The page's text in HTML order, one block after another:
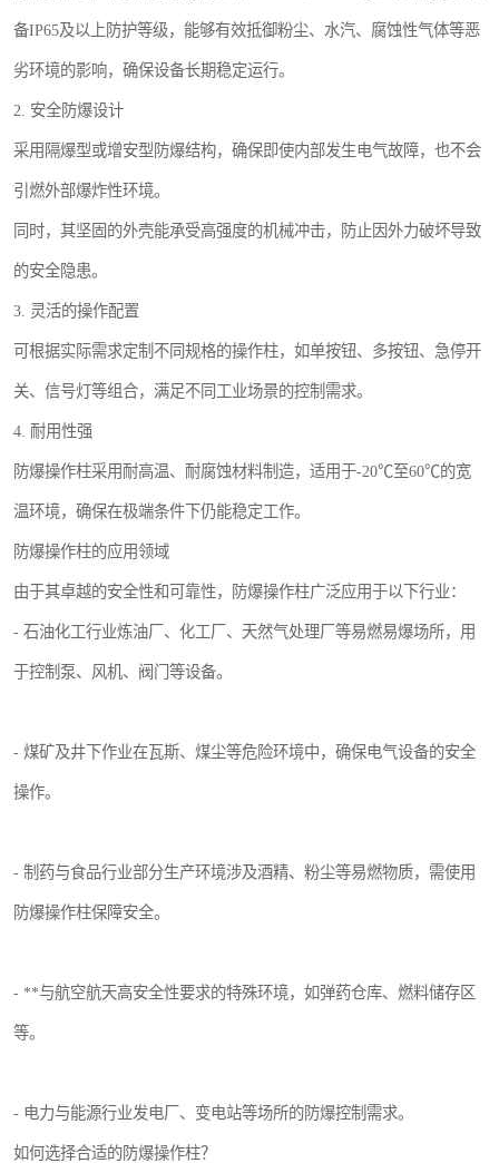
备IP65及以上防护等级，能够有效抵御粉尘、水汽、腐蚀性气体等恶
劣环境的影响，确保设备长期稳定运行。
2. 安全防爆设计
采用隔爆型或增安型防爆结构，确保即使内部发生电气故障，也不会
引燃外部爆炸性环境。
同时，其坚固的外壳能承受高强度的机械冲击，防止因外力破坏导致
的安全隐患。
3. 灵活的操作配置
可根据实际需求定制不同规格的操作柱，如单按钮、多按钮、急停开
关、信号灯等组合，满足不同工业场景的控制需求。
4. 耐用性强
防爆操作柱采用耐高温、耐腐蚀材料制造，适用于-20℃至60℃的宽
温环境，确保在极端条件下仍能稳定工作。
防爆操作柱的应用领域
由于其卓越的安全性和可靠性，防爆操作柱广泛应用于以下行业：
- 石油化工行业炼油厂、化工厂、天然气处理厂等易燃易爆场所，用
于控制泵、风机、阀门等设备。
- 煤矿及井下作业在瓦斯、煤尘等危险环境中，确保电气设备的安全
操作。
- 制药与食品行业部分生产环境涉及酒精、粉尘等易燃物质，需使用
防爆操作柱保障安全。
- **与航空航天高安全性要求的特殊环境，如弹药仓库、燃料储存区
等。
- 电力与能源行业发电厂、变电站等场所的防爆控制需求。
如何选择合适的防爆操作柱？